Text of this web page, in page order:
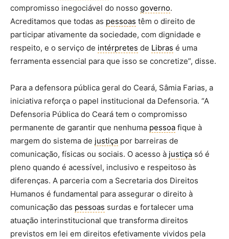
compromisso inegociável do nosso governo.
Acreditamos que todas as pessoas têm o direito de
participar ativamente da sociedade, com dignidade e
respeito, e o serviço de intérpretes de Libras é uma
ferramenta essencial para que isso se concretize”, disse.
Para a defensora pública geral do Ceará, Sâmia Farias, a
iniciativa reforça o papel institucional da Defensoria. “A
Defensoria Pública do Ceará tem o compromisso
permanente de garantir que nenhuma pessoa fique à
margem do sistema de justiça por barreiras de
comunicação, físicas ou sociais. O acesso à justiça só é
pleno quando é acessível, inclusivo e respeitoso às
diferenças. A parceria com a Secretaria dos Direitos
Humanos é fundamental para assegurar o direito à
comunicação das pessoas surdas e fortalecer uma
atuação interinstitucional que transforma direitos
previstos em lei em direitos efetivamente vividos pela